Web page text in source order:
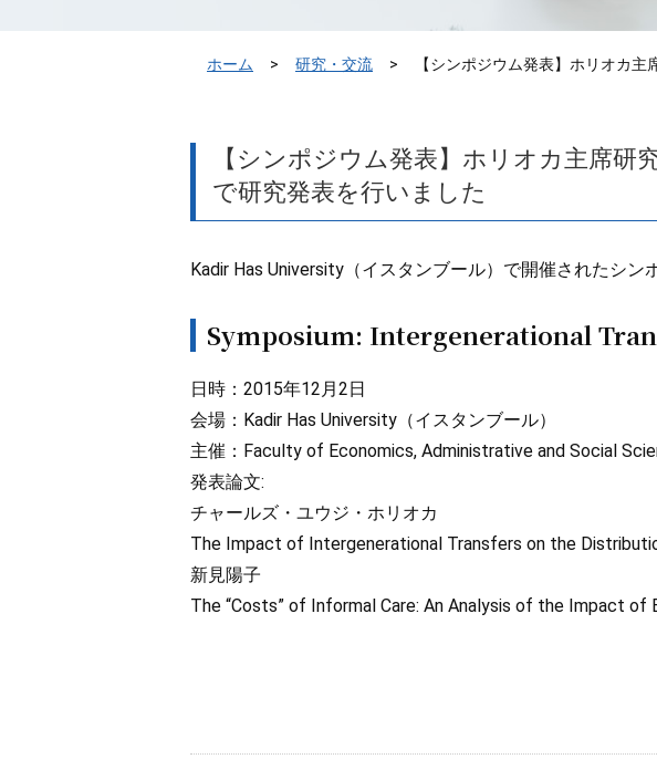
ホーム 研究・交流 【シンポジウム発表】ホリオカ
【シンポジウム発表】ホリオカ主席
で研究発表を行いました
Kadir Has University（イスタンブール）で開催されたシ
Symposium: Intergenerational
日時：2015年12月2日
会場：Kadir Has University（イスタンブール）
主催：Faculty of Economics, Administrative and Social
発表論文:
チャールズ・ユウジ・ホリオカ
The Impact of Intergenerational Transfers on the
新見陽子
The “Costs” of Informal Care: An Analysis of the Impact of